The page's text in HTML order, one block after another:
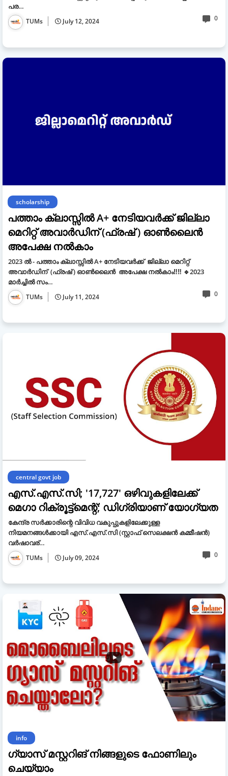
പര…
TUMs July 12, 2024 0
scholarship
പത്താം ക്ലാസ്സിൽ A+ നേടിയവർക്ക് ജില്ലാ
മെറിറ്റ് അവാർഡിന് (ഫ്രഷ് ) ഓൺലൈൻ
അപേക്ഷ നൽകാം
2023 ല്‍ - പത്താം ക്ലാസ്സിൽ A+ നേടിയവർക്ക് ജില്ലാ മെറിറ്റ്
അവാർഡിന് (ഫ്രഷ് ) ഓൺലൈൻ അപേക്ഷ നൽകാം‼‼ 🔹2023
മാർച്ചിൽ സം…
TUMs July 11, 2024 0
central govt job
എസ്.എസ്.സി; '17,727' ഒഴിവുകളിലേക്ക്
മെഗാ റിക്രൂട്ട്‌മെന്റ്; ഡിഗ്രിയാണ് യോഗ്യത
കേന്ദ്ര സര്‍ക്കാരിന്റെ വിവിധ വകുപ്പുകളിലേക്കുള്ള
നിയമനങ്ങള്‍ക്കായി എസ്.എസ്.സി (സ്റ്റാഫ് സെലക്ഷന്‍ കമ്മീഷന്‍)
വര്‍ഷാവര്…
TUMs July 09, 2024 0
info
ഗ്യാസ് മസ്റ്ററിങ് നിങ്ങളുടെ ഫോണിലും
ചെയ്യാം